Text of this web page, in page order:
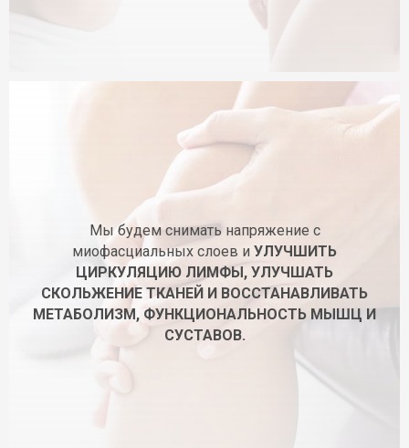
Мы будем снимать напряжение с
миофасциальных слоев и УЛУЧШИТЬ
ЦИРКУЛЯЦИЮ ЛИМФЫ, УЛУЧШАТЬ
СКОЛЬЖЕНИЕ ТКАНЕЙ И ВОССТАНАВЛИВАТЬ
МЕТАБОЛИЗМ, ФУНКЦИОНАЛЬНОСТЬ МЫШЦ И
СУСТАВОВ.